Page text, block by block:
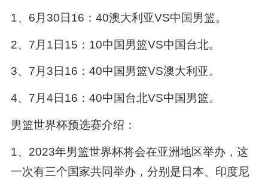
1、6月30日16：40澳大利亚VS中国男篮。
2、7月1日15：10中国男篮VS中国台北。
3、7月3日16：40中国男篮VS澳大利亚。
4、7月4日16：40中国台北VS中国男篮。
男篮世界杯预选赛介绍：
1、2023年男篮世界杯将会在亚洲地区举办，这
一次有三个国家共同举办，分别是日本、印度尼